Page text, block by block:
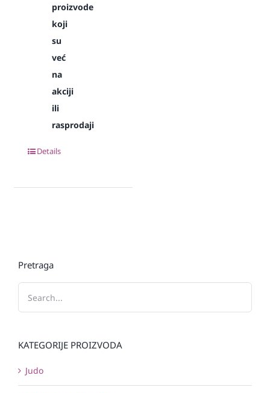
proizvode
koji
su
već
na
akciji
ili
rasprodaji
Details
Pretraga
KATEGORIJE PROIZVODA
Judo